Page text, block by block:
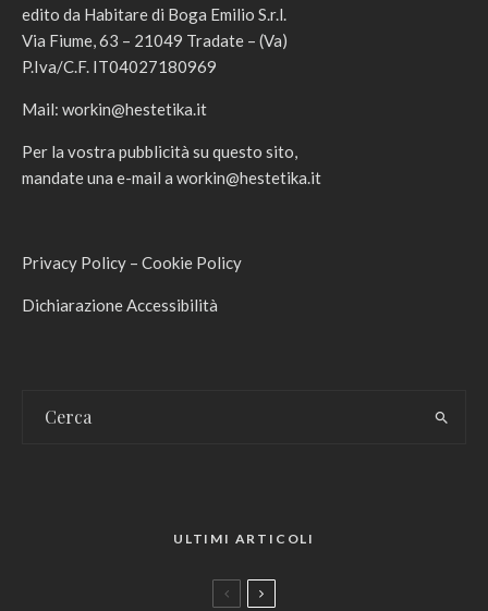
edito da Habitare di Boga Emilio S.r.l.
Via Fiume, 63 – 21049 Tradate – (Va)
P.Iva/C.F. IT04027180969
Mail: workin@hestetika.it
Per la vostra pubblicità su questo sito,
mandate una e-mail a workin@hestetika.it
Privacy Policy – Cookie Policy
Dichiarazione Accessibilità
ULTIMI ARTICOLI